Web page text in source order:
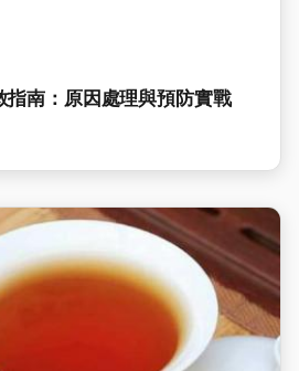
指南：原因處理與預防實戰